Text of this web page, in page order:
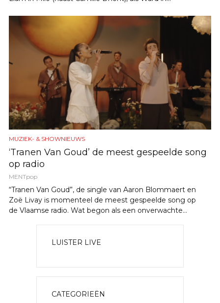
MUZIEK- & SHOWNIEUWS
‘Tranen Van Goud’ de meest gespeelde song
op radio
MENTpop
“Tranen Van Goud”, de single van Aaron Blommaert en
Zoë Livay is momenteel de meest gespeelde song op
de Vlaamse radio. Wat begon als een onverwachte...
LUISTER LIVE
CATEGORIEËN